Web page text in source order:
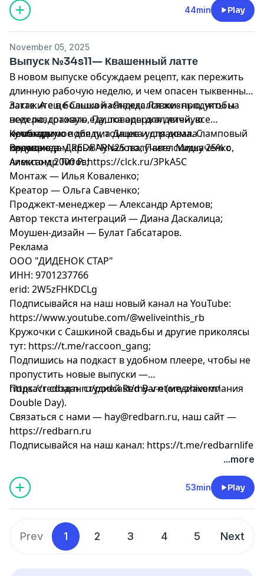
44min Play
November 05, 2025
Выпуск №34s11— Квашенный латте
В новом выпуске обсуждаем рецепт, как пережить
длинную рабочую неделю, и чем опасен тыквенный
латте. А еще Сашка наслаждался жизнью, чтобы
всех раздражать, Пашка одержал личную
кулинарную победу, а Дашка устраивала ламповый
киновечер.
Закажите в большой «Яндекс Лавке» продукты на
неделю, готовую еду, товары для детей, все
необходимое для питомцев и для дома. С
промокодом REDBARN25 получите скидку 25% с
лимитом 2000 ₽: https://clck.ru/3PkA5C
Команда:
Ведущие — Дарья Чучалова, Павел Мишаченко,
Александр Титов;
Монтаж — Илья Коваленко;
Креатор — Ольга Савченко;
Проджект-менеджер — Александр Артемов;
Автор текста интеграций — Диана Даскалица;
Моушен-дизайн — Булат Габсатаров.
Реклама
ООО "ДИДЕНОК СТАР"
ИНН: 9701237766
erid: 2W5zFHKDCLg
Подписывайся на наш новый канал на YouTube:
https://www.youtube.com/@weliveinthis_rb
Кружочки с Сашкиной свадьбы и другие приколясы
тут: https://t.me/raccoon_gang;
Подпишись на подкаст в удобном плеере, чтобы не
пропустить новые выпуски —
https://redbarn.ru/podcast/my-v-etom-zhivem/
Подкаст создан студией Red Barn (медиакомпания
Double Day).
Связаться с нами — hay@redbarn.ru, наш сайт —
https://redbarn.ru
Подписывайся на наш канал: https://t.me/redbarnlife
...more
53min Play
Prev 1 2 3 4 5 Next